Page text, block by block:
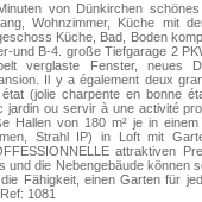
von Dünkirchen
Wohnzimmer, Küche mit
Küche, Bad, Boden
und B-4. große Tiefgarage 2
verglaste Fenster, neues
Il y a également deux
(jolie charpente en bonne
jardin ou servir à une activité
Hallen von 180 m² je in
Strahl IP) in Loft mit
attraktiven
und die Nebengebäude können
Fähigkeit, einen Garten für
1081